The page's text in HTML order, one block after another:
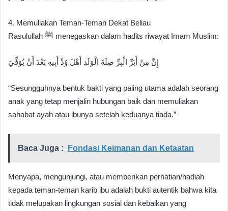
4. Memuliakan Teman-Teman Dekat Beliau
Rasulullah ﷺ menegaskan dalam hadits riwayat Imam Muslim:
إِنَّ مِنْ أَبَرِّ الْبِرِّ صِلَةَ الْوَلَدِ أَهْلَ وُدِّ أَبِيهِ بَعْدَ أَنْ يُوَفِّيَ
“Sesungguhnya bentuk bakti yang paling utama adalah seorang
anak yang tetap menjalin hubungan baik dan memuliakan
sahabat ayah atau ibunya setelah keduanya tiada.”
Baca Juga : Fondasi Keimanan dan Ketaatan
Menyapa, mengunjungi, atau memberikan perhatian/hadiah
kepada teman-teman karib ibu adalah bukti autentik bahwa kita
tidak melupakan lingkungan sosial dan kebaikan yang